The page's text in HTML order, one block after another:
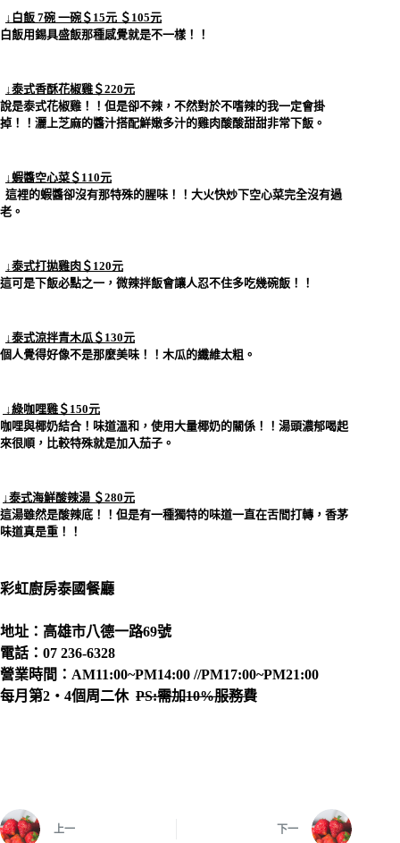
↓白飯 7碗 一碗＄15元 ＄105元
白飯用錫具盛飯那種感覺就是不一樣！！
↓泰式香酥花椒雞＄220元
說是泰式花椒雞！！但是卻不辣，不然對於不嗜辣的我一定會掛
掉！！灑上芝麻的醬汁搭配鮮嫩多汁的雞肉酸酸甜甜非常下飯。
↓蝦醬空心菜＄110元
這裡的蝦醬卻沒有那特殊的腥味！！大火快炒下空心菜完全沒有過
老。
↓泰式打拋雞肉＄120元
這可是下飯必點之一，微辣拌飯會讓人忍不住多吃幾碗飯！！
↓泰式涼拌青木瓜＄130元
個人覺得好像不是那麼美味！！木瓜的纖維太粗。
↓綠咖哩雞＄150元
咖哩與椰奶結合！味道溫和，使用大量椰奶的關係！！湯頭濃郁喝起
來很順，比較特殊就是加入茄子。
↓泰式海鮮酸辣湯 ＄280元
這湯雖然是酸辣底！！但是有一種獨特的味道一直在舌間打轉，香茅
味道真是重！！
彩虹廚房泰國餐廳
地址：高雄市八德一路69號
電話：07 236-6328
營業時間：AM11:00~PM14:00 //PM17:00~PM21:00
每月第2‧4個周二休 PS:需加10%服務費
上一 下一